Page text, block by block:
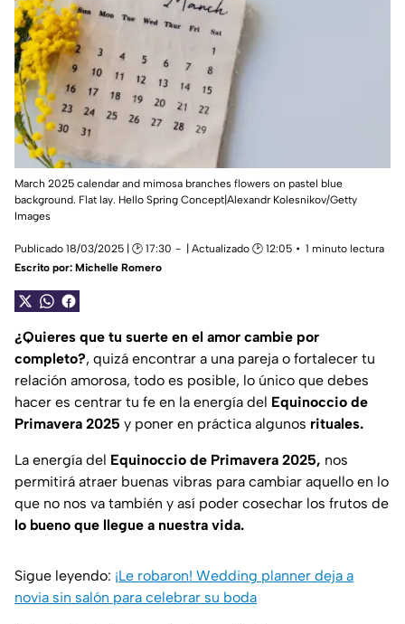
March 2025 calendar and mimosa branches flowers on pastel blue
background. Flat lay. Hello Spring Concept|Alexandr Kolesnikov/Getty
Images
Publicado 18/03/2025 | 🕑 17:30 | Actualizado 🕑 12:05
1 minuto lectura
Escrito por: Michelle Romero
¿Quieres que tu suerte en el amor cambie por
completo?, quizá encontrar a una pareja o fortalecer tu
relación amorosa, todo es posible, lo único que debes
hacer es centrar tu fe en la energía del Equinoccio de
Primavera 2025 y poner en práctica algunos rituales.
La energía del Equinoccio de Primavera 2025, nos
permitirá atraer buenas vibras para cambiar aquello en lo
que no nos va también y así poder cosechar los frutos de
lo bueno que llegue a nuestra vida.
Sigue leyendo: ¡Le robaron! Wedding planner deja a
novia sin salón para celebrar su boda